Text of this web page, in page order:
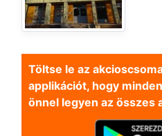
Töltse le az
applikációt, hogy
önnel legyen az összes